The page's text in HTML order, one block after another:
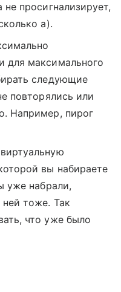
просигнализирует,
а).
для максимального
следующие
повторялись или
Например, пирог
вы набираете
уже набрали,
тоже. Так
что уже было